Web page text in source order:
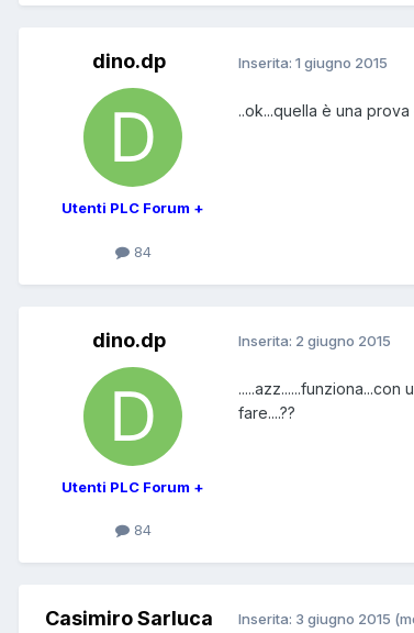
dino.dp
Utenti PLC Forum +
84
Inserita: 1 giugno 2015
..ok...quella è una
dino.dp
Utenti PLC Forum +
84
Inserita: 2 giugno 2015
fare....??
Casimiro Sarluca Inserita: 3 giugno 2015